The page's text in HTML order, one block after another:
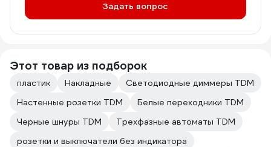
Задать вопрос
Этот товар из подборок
пластик Накладные
Светодиодные диммеры TDM
Настенные розетки TDM
Белые переходники TDM
Черные шнуры TDM
Трехфазные автоматы TDM
розетки и выключатели без индикатора